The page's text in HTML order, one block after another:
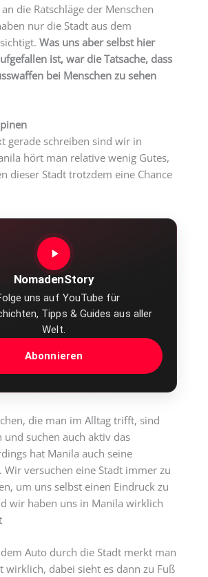
die Ratschläge der Menschen
nur die Stadt aus dem
Was uns aber selbst hier
ist, war die Tatsache, dass
bei Menschen zu sehen
gerade schreiben sind wir in
hört man relative wenig Gutes,
dieser Stadt trotzdem eine Chance
NomadenStory
uns auf YouTube für
Tipps & Guides aus aller
Welt.
Abonnieren
die man im Alltag trifft, sind
und suchen auch aktiv das
hat Manila auch seine
Wir versuchen eine Stadt immer zu
um uns selbst einen Eindruck zu
wir haben uns in Manila wirklich
Auto durch die Stadt merkt man
wirklich, dabei sieht es dann zu Fuß